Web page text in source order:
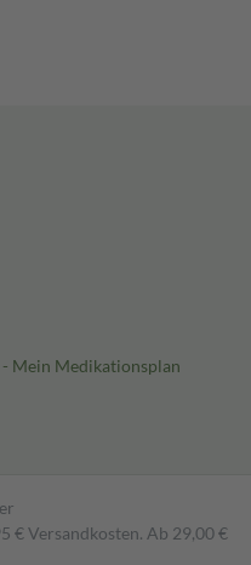
Mein Medikationsplan
€ Versandkosten. Ab 29,00 €